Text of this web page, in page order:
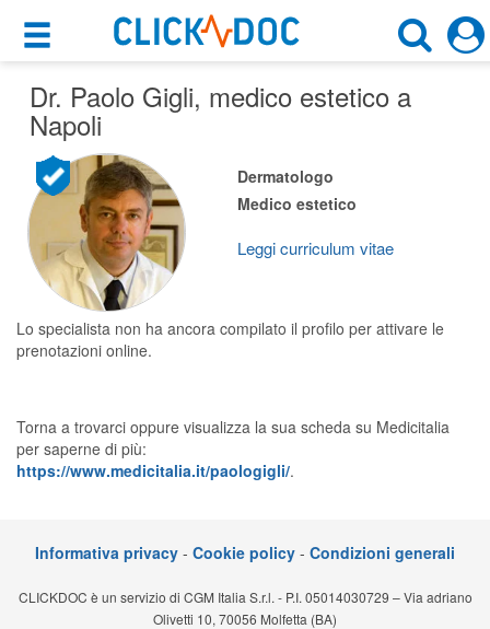
×
Motore di ricerca
×
Medico Estetico
Napoli (NA)
Cosa possiamo offrirti
Per i pazienti
Prenota una visita
Ricerca specialisti
Consulti online
(su medicitalia.it)
Prenotazioni online
Planner e rubrica in cloud
Teleconsulto
Dr. Paolo Gigli, medico estetico a
Napoli
Dermatologo
Medico estetico
Leggi curriculum vitae
Lo specialista non ha ancora compilato il profilo per attivare le
prenotazioni online.
Torna a trovarci oppure visualizza la sua scheda su Medicitalia
per saperne di più:
https://www.medicitalia.it/paologigli/.
Informativa privacy - Cookie policy - Condizioni generali
CLICKDOC è un servizio di CGM Italia S.r.l. - P.I. 05014030729 – Via adriano
Olivetti 10, 70056 Molfetta (BA)